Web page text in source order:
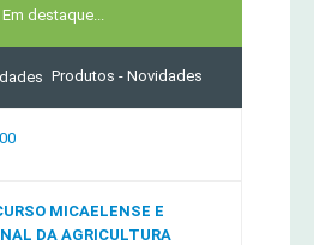
Em destaque...
Produtos - Novidades
MICAELENSE E
DA AGRICULTURA